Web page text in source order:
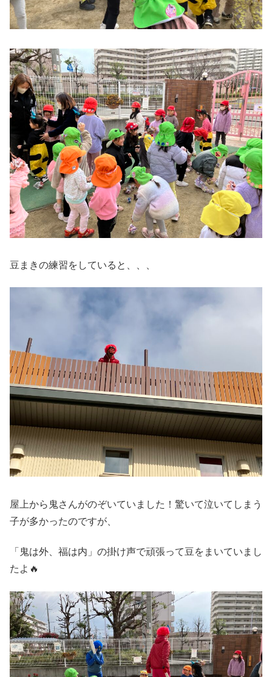
豆まきの練習をしていると、、、
屋上から鬼さんがのぞいていました！驚いて泣いてしまう
子が多かったのですが、
「鬼は外、福は内」の掛け声で頑張って豆をまいていまし
たよ🔥